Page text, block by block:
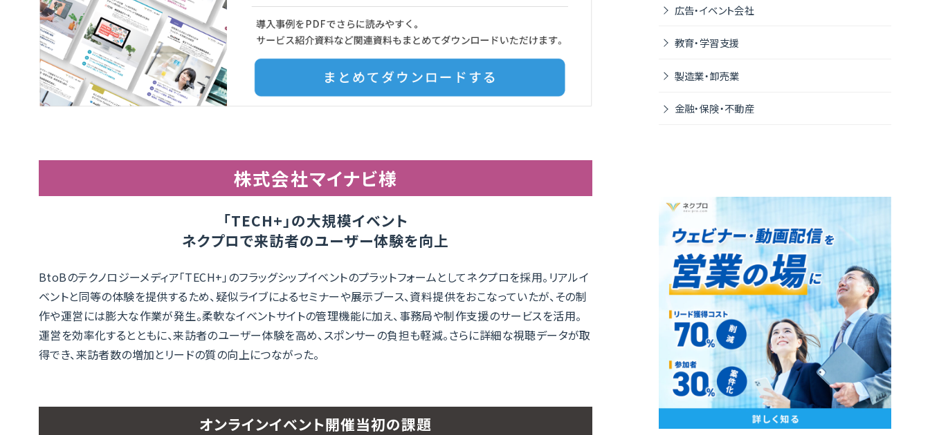
株式会社マイナビ様
「TECH+」の大規模イベント
ネクプロで来訪者のユーザー体験を向上
BtoBのテクノロジーメディア「TECH+」のフラッグシップイベントのプラットフォームとしてネクプロを採用。リアルイ
ベントと同等の体験を提供するため、疑似ライブによるセミナーや展示ブース、資料提供をおこなっていたが、その制
作や運営には膨大な作業が発生。柔軟なイベントサイトの管理機能に加え、事務局や制作支援のサービスを活用。
運営を効率化するとともに、来訪者のユーザー体験を高め、スポンサーの負担も軽減。さらに詳細な視聴データが取
得でき、来訪者数の増加とリードの質の向上につながった。
オンラインイベント開催当初の課題
広告・イベント会社
教育・学習支援
製造業・卸売業
金融・保険・不動産